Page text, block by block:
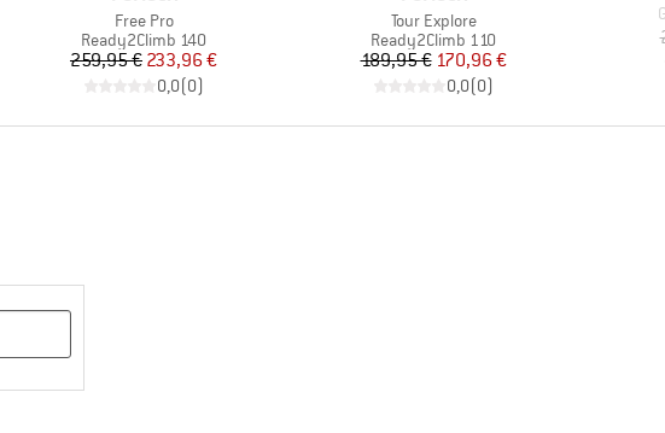
Artikel
Free Pro
Produktgruppe
Ready2Climb 140
Preis
259,95 €reduzierter Preis
233,96 €
0,0(0)
Artikel
Tour Explore
Produktgruppe
Ready2Climb 110
Preis
189,95 €reduzierter Preis
170,96 €
0,0(0)